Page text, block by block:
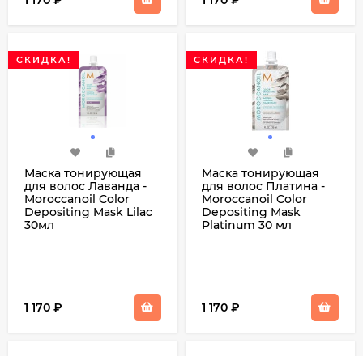
СКИДКА!
Маска тонирующая
для волос Лаванда -
Moroccanoil Color
Depositing Mask Lilac
30мл
1 170 ₽
СКИДКА!
Маска тонирующая
для волос Платина -
Moroccanoil Color
Depositing Mask
Platinum 30 мл
1 170 ₽